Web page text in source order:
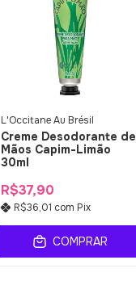
L'Occitane Au Brésil
Creme Desodorante de
Mãos Capim-Limão
30ml
R$37,90
R$36,01 com Pix
COMPRAR